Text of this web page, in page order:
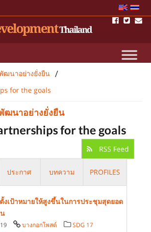
Thailand
ฒนาอย่างยั่งยืน /
for the goals
ฒนาอย่างยั่งยืน
for the goals
RSS Feed
ประกาศ บทความ PROFILES
งเป้าหมายให้สูงขึ้นในการประชุมสุดยอด
บางกอกโพสต์
SDG 17